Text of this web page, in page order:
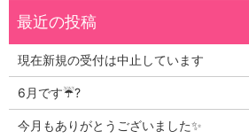
現在新規の受付は中止しています
6月です☔?
今月もありがとうございました✨